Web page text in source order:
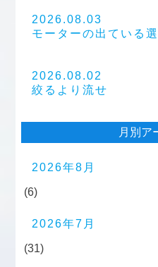
2026.08.03
モーターの出ている
2026.08.02
絞るより流せ
月別ア
2026年8月
(6)
2026年7月
(31)